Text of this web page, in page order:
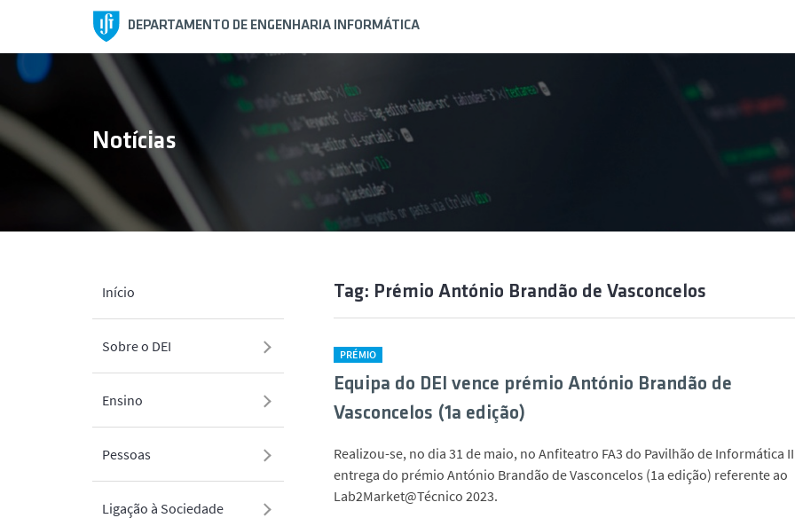
DEPARTAMENTO DE ENGENHARIA INFORMÁTICA
Início
Sobre o DEI
Ensino
Pessoas
Ligação à Sociedade
Notícias
Tag: Prémio António Brandão de Vasconcelos
PRÉMIO
Equipa do DEI vence prémio António Brandão de
Vasconcelos (1a edição)
Realizou-se, no dia 31 de maio, no Anfiteatro FA3 do Pavilhão de Informática
entrega do prémio António Brandão de Vasconcelos (1a edição) referente ao
Lab2Market@Técnico 2023.